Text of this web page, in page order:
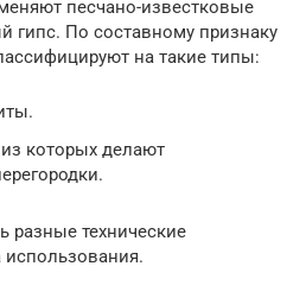
песчано-известковые
гипс. По составному признаку
на такие типы:
которых делают
разные технические
использования.